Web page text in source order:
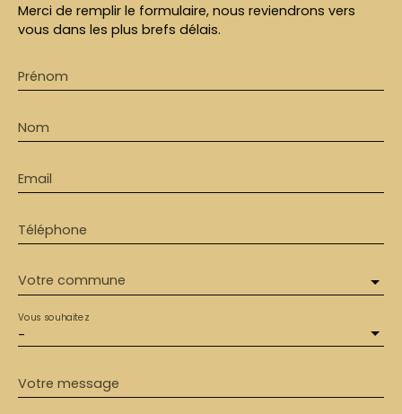
Merci de remplir le formulaire, nous reviendrons vers
vous dans les plus brefs délais.
Prénom
Nom
Email
Téléphone
Votre commune
-
Vous souhaitez
Votre message